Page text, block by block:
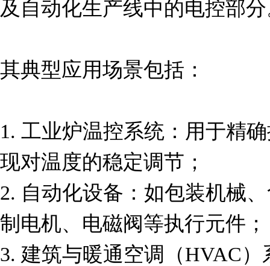
及自动化生产线中的电控部
其典型应用场景包括：
1. 工业炉温控系统：用于精
现对温度的稳定调节；
2. 自动化设备：如包装机械
制电机、电磁阀等执行元件；
3. 建筑与暖通空调（HVAC